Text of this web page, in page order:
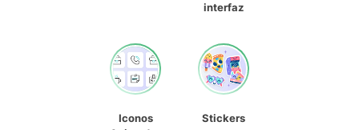
interfaz
Iconos
Stickers